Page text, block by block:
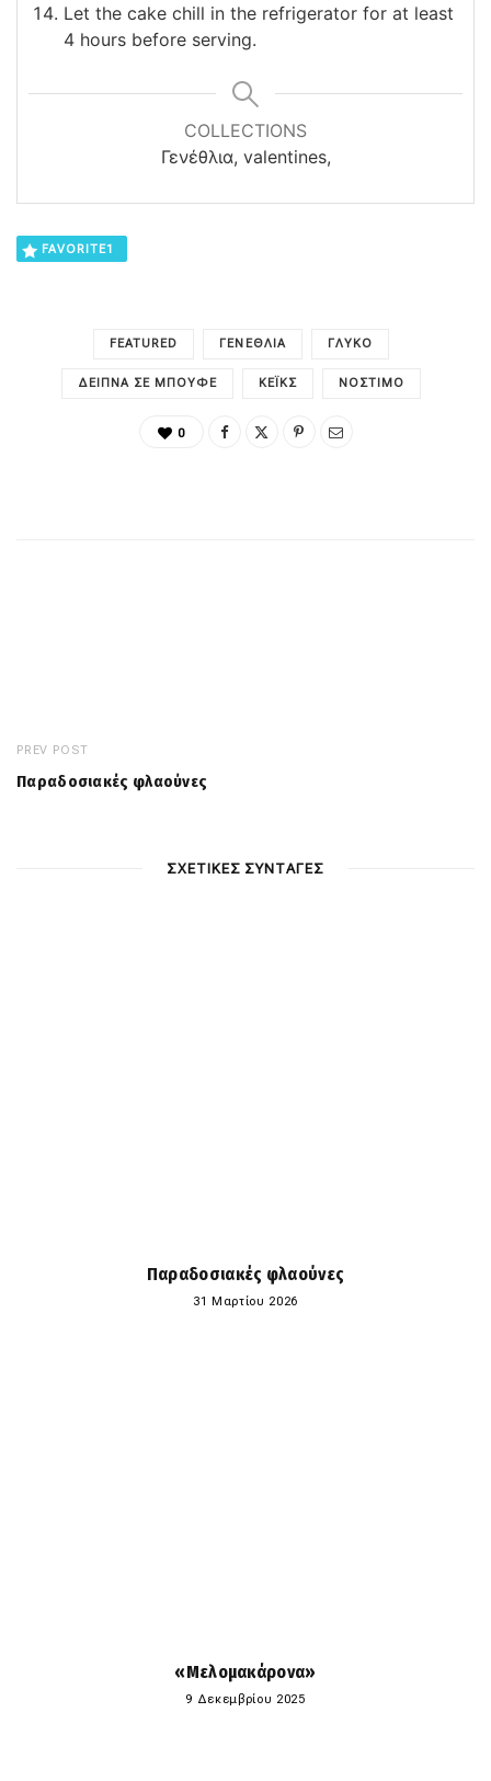
Let the cake chill in the refrigerator for at least
4 hours before serving.
COLLECTIONS
Γενέθλια, valentines,
FAVORITE1
FEATURED ΓΕΝΈΘΛΙΑ ΓΛΥΚΌ
ΔΕΊΠΝΑ ΣΕ ΜΠΟΥΦΈ ΚΈΙΚΣ ΝΌΣΤΙΜΟ
0
PREV POST
Παραδοσιακές φλαούνες
ΣΧΕΤΙΚΕΣ ΣΥΝΤΑΓΕΣ
Παραδοσιακές φλαούνες
31 Μαρτίου 2026
«Μελομακάρονα»
9 Δεκεμβρίου 2025